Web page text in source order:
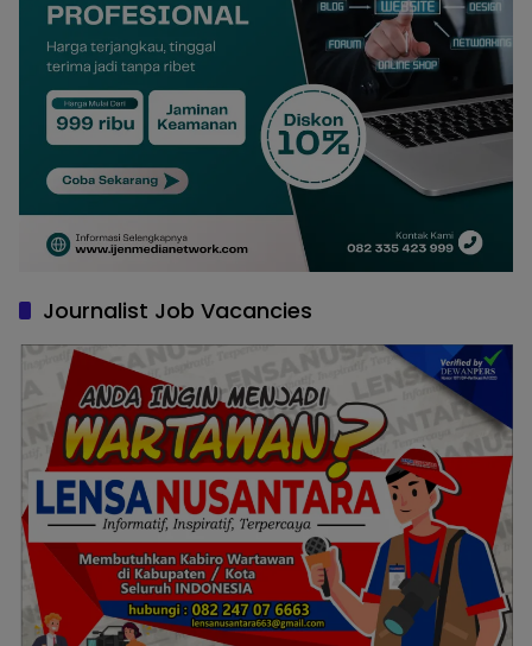
Journalist Job Vacancies